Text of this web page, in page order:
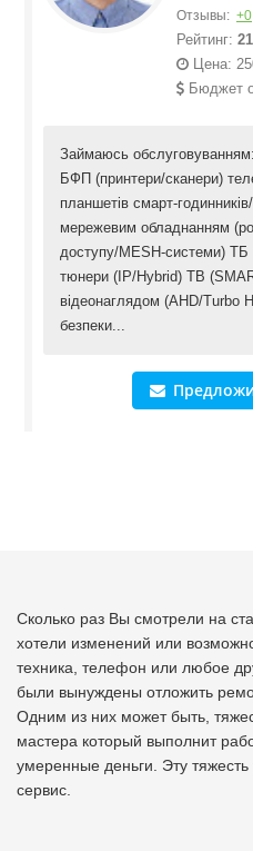
Отзывы: +0
Рейтинг: 21
Цена:
Бюджет
Займаюсь
БФП (принтери/сканери)
планшетів смарт-
мережевим обладнанням
доступу/MESH-системи)
тюнери (IP/Hybrid) ТВ
відеонаглядом (AHD/Turbo
безпеки...
Сколько раз Вы смотрели на
хотели изменений или
техника, телефон или любое
были вынуждены отложить
Одним из них может быть,
мастера который выполнит
умеренные деньги. Эту
сервис.